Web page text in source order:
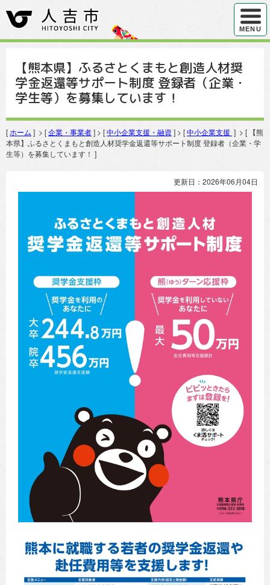
ハンバ
MENU
【熊本県】ふるさとくまもと創造人材奨
学金返還等サポート制度 登録者（企業・
学生等）を募集しています！
[ ホーム ] > [企業・事業者] > [中小企業支援・融資] > [中小企業支援 ] > [ 【熊
本県】ふるさとくまもと創造人材奨学金返還等サポート制度 登録者（企業・学
生等）を募集しています！ ]
更新日：2026年06月04日